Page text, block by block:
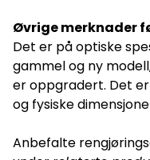
Øvrige merknader
Det er på optiske
gammel og ny
er oppgradert. Det
og fysiske
Anbefalte